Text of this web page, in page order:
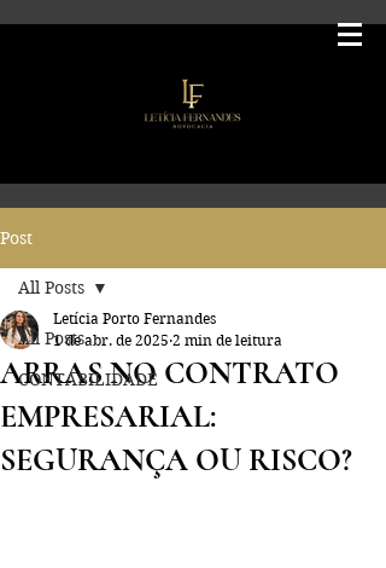
Post
All Posts
CONTABILIDADE
All Posts
ARRAS NO CONTRATO
EMPRESARIAL:
SEGURANÇA OU RISCO?
Letícia Porto Fernandes
1 de abr. de 2025 2 min de leitura